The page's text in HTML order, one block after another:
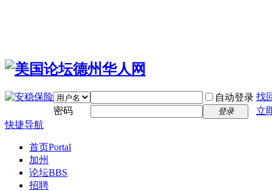
自动登录 找
密码
登录
立
快捷导航
首页Portal
加州
论坛BBS
招聘